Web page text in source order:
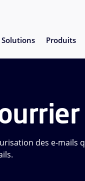
Solutions Produits
des e-mails